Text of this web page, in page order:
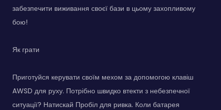
забезпечити виживання своєї бази в цьому захопливому
бою!
Як грати
Приготуйся керувати своїм мехом за допомогою клавіш
AWSD для руху. Потрібно швидко втекти з небезпечної
ситуації? Натискай Пробіл для ривка. Коли батарея